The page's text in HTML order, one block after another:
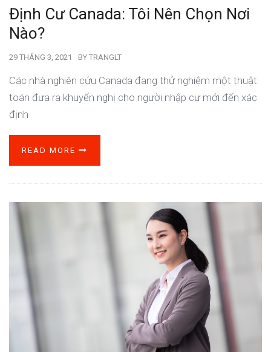
Định Cư Canada: Tôi Nên Chọn Nơi
Nào?
29 THÁNG 3, 2021 BY TRANGLT
Các nhà nghiên cứu Canada đang thử nghiệm một thuật
toán đưa ra khuyến nghị cho người nhập cư mới đến xác
định
READ MORE